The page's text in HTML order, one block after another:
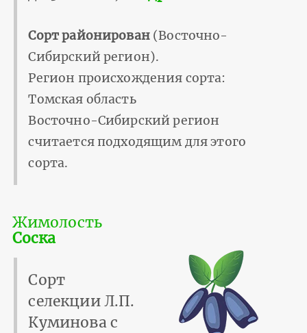
Сорт районирован(Восточно-
Сибирский регион).
Регион происхождения сорта:
Томская область
Восточно-Сибирский регион
считается подходящим для этого
сорта.
Жимолость
Соска
Сорт
селекции Л.П.
Куминова с